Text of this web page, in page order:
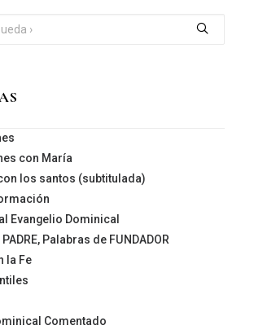
con María
los santos (subtitulada)
Evangelio Dominical
Palabras de FUNDADOR
la Fe
Comentado